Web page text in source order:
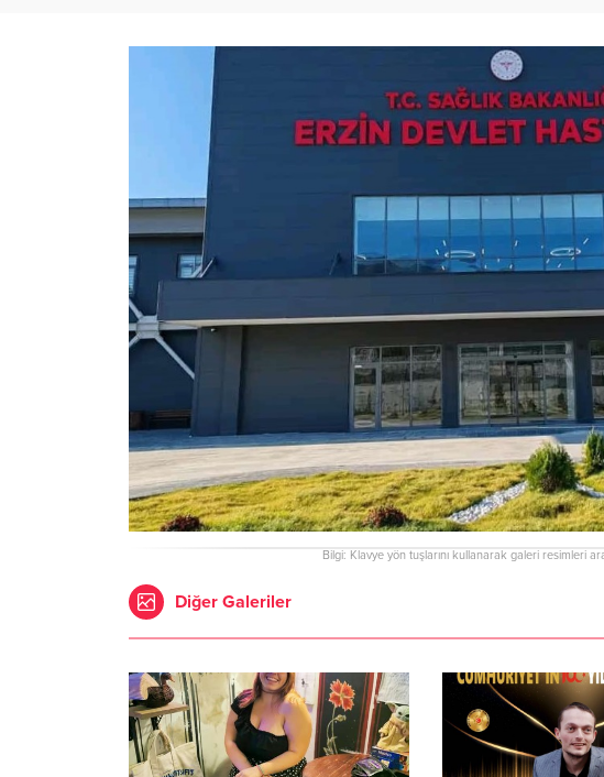
sevinçli yaşlılar…”
Bilgi: Klavye yön tuşlarını kullanarak galeri resimleri
Diğer Galeriler